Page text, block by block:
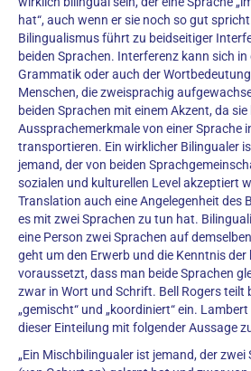
hat“, auch wenn er sie noch so gut
Bilingualismus führt zu beidseitiger
beiden Sprachen. Interferenz kann sich
Grammatik oder auch der
Menschen, die zweisprachig
beiden Sprachen mit einem Akzent, da
Aussprachemerkmale von einer Sprache
transportieren. Ein wirklicher Bilingualer
jemand, der von beiden
sozialen und kulturellen Level akzeptiert
Translation auch eine Angelegenheit des
es mit zwei Sprachen zu tun hat.
eine Person zwei Sprachen auf
geht um den Erwerb und die Kenntnis der
voraussetzt, dass man beide Sprachen
zwar in Wort und Schrift. Bell Rogers teilt
„gemischt“ und „koordiniert“ ein.
dieser Einteilung mit folgender Aussage
„Ein Mischbilingualer ist jemand, der zwei